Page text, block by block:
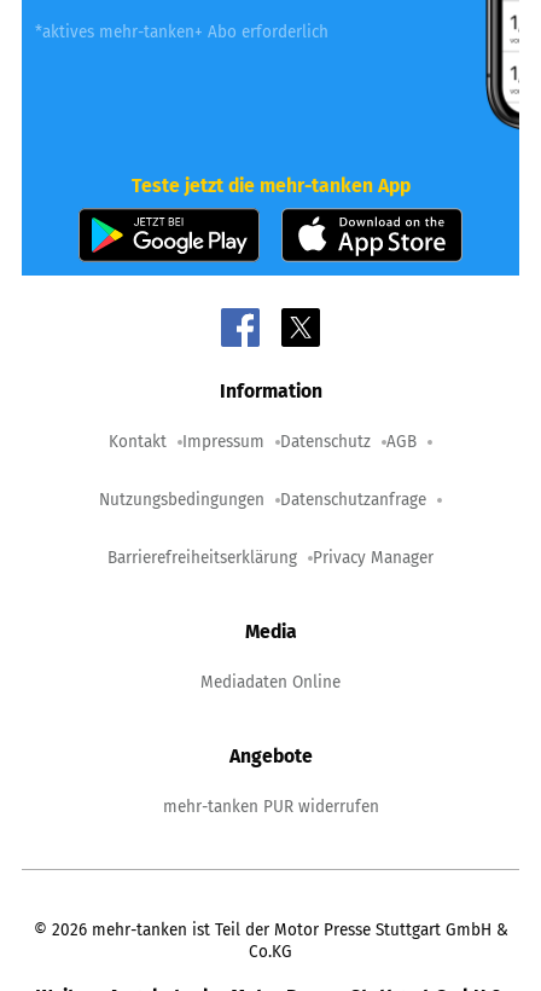
*aktives mehr-tanken+ Abo erforderlich
Teste jetzt die mehr-tanken App
Information
Kontakt Impressum Datenschutz AGB
Nutzungsbedingungen Datenschutzanfrage
Barrierefreiheitserklärung Privacy Manager
Media
Mediadaten Online
Angebote
mehr-tanken PUR widerrufen
© 2026 mehr-tanken ist Teil der Motor Presse Stuttgart GmbH &
Co.KG